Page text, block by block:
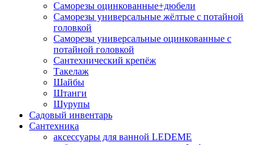
Саморезы оцинкованные+дюбели
Саморезы универсальные жёлтые с потайной
головкой
Саморезы универсальные оцинкованные с
потайной головкой
Сантехнический крепёж
Такелаж
Шайбы
Штанги
Шурупы
Садовый инвентарь
Сантехника
аксессуары для ванной LEDEME